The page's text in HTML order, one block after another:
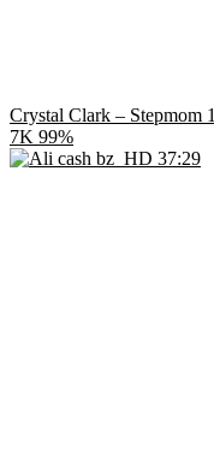
Crystal Clark – Stepmom 1
7K 99%
HD 37:29